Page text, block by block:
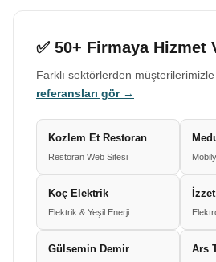
✅ 50+ Firmaya Hizmet
Farklı sektörlerden müşterilerimizle
referansları gör →
Kozlem Et Restoran
Restoran Web Sitesi
Koç Elektrik
Elektrik & Yeşil Enerji
Gülsemin Demir Ars